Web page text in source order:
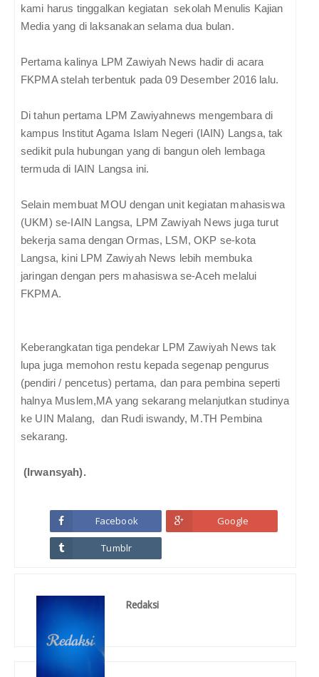
kami harus tinggalkan kegiatan sekolah Menulis Kajian
Media yang di laksanakan selama dua bulan.
Pertama kalinya LPM Zawiyah News hadir di acara
FKPMA stelah terbentuk pada 09 Desember 2016 lalu.
Di tahun pertama LPM Zawiyahnews mengembara di
kampus Institut Agama Islam Negeri (IAIN) Langsa, tak
sedikit pula hubungan yang di bangun oleh lembaga
termuda di IAIN Langsa ini.
Selain membuat MOU dengan unit kegiatan mahasiswa
(UKM) se-IAIN Langsa, LPM Zawiyah News juga turut
bekerja sama dengan Ormas, LSM, OKP se-kota
Langsa, kini LPM Zawiyah News lebih membuka
jaringan dengan pers mahasiswa se-Aceh melalui
FKPMA.
Keberangkatan tiga pendekar LPM Zawiyah News tak
lupa juga memohon restu kepada segenap pengurus
(pendiri / pencetus) pertama, dan para pembina seperti
halnya Muslem,MA yang sekarang melanjutkan studinya
ke UIN Malang, dan Rudi iswandy, M.TH Pembina
sekarang.
(Irwansyah).
Facebook Google
Tumblr
Redaksi